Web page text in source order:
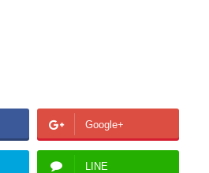
Google+
LINE